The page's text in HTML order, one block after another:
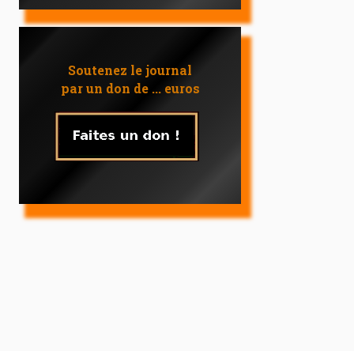
Soutenez le journal
par un don de ... euros